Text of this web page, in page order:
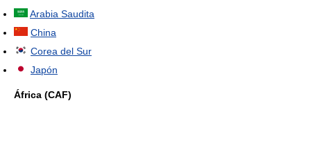
Arabia Saudita
China
Corea del Sur
Japón
África (CAF)